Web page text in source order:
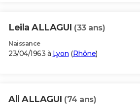
Leila ALLAGUI (33 ans)
Naissance
23/04/1963 à Lyon (Rhône)
Ali ALLAGUI (74 ans)